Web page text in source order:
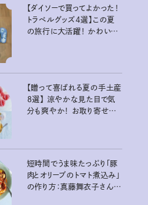
【ダイソーで買ってよかった！
トラベルグッズ4選】この夏
の旅行に大活躍！ かわいく
【贈って喜ばれる夏の手土産
８選】 涼やかな見た目で気
分も爽やか！ お取り寄せも
短時間でうま味たっぷり「豚
肉とオリーブのトマト煮込み」
の作り方：真藤舞衣子さん